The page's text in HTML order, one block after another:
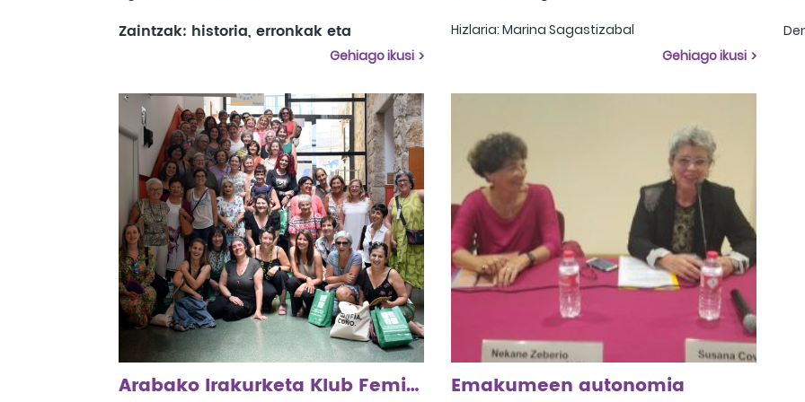
Zaintzak: historia, erronkak eta
Mahai ingurua:Silvia Fedirici
Klownclusiones:Viriginia Imaz
Gehiago ikusi
Hizlaria: Marina Sagastizabal
Praktika onak: Amurrio Besain ElorrioGehiago ikusi
Arabako Irakurketa Klub Feministen III. Topaketa Emakumeen autonomia